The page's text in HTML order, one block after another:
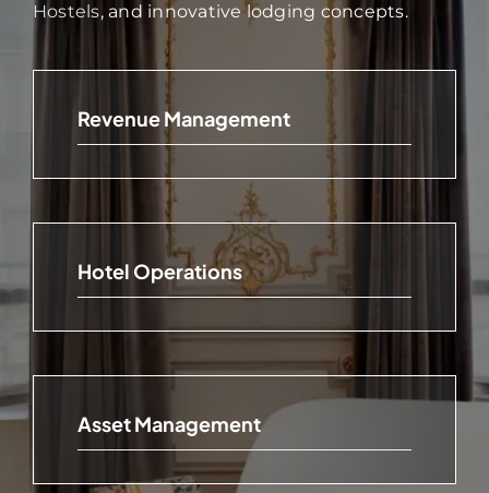
Hostels, and innovative lodging concepts.
Revenue Management
Hotel Operations
Asset Management